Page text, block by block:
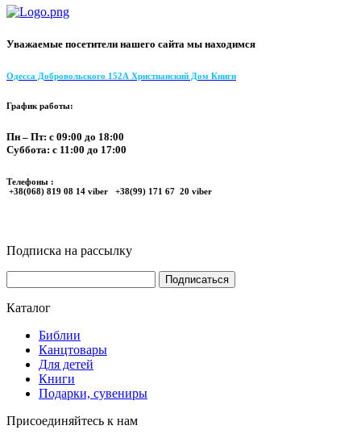
Уважаемые посетители нашего сайта мы находимся
Одесса Добровольского 152А Христианский Дом Книги
График работы:
Пн – Пт: с 09:00 до 18:00
Суббота: с 11:00 до 17:00
Телефоны :
+38(068) 819 08 14 viber +38(99) 171 67 20 viber
Подписка на рассылку
Каталог
Библии
Канцтовары
Для детей
Книги
Подарки, сувениры
Присоединяйтесь к нам